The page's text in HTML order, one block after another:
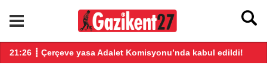
21:26 ┋ Çerçeve yasa Adalet Komisyonu’nda kabul edildi!